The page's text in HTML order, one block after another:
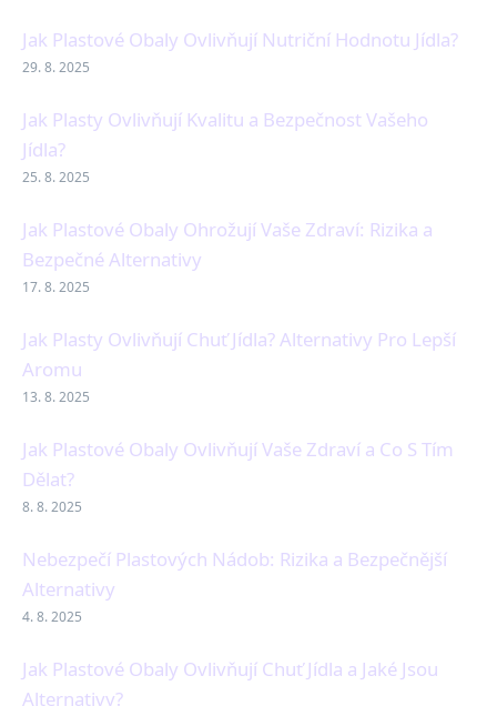
Jak Plastové Obaly Ovlivňují Nutriční Hodnotu Jídla?
29. 8. 2025
Jak Plasty Ovlivňují Kvalitu a Bezpečnost Vašeho
Jídla?
25. 8. 2025
Jak Plastové Obaly Ohrožují Vaše Zdraví: Rizika a
Bezpečné Alternativy
17. 8. 2025
Jak Plasty Ovlivňují Chuť Jídla? Alternativy Pro Lepší
Aromu
13. 8. 2025
Jak Plastové Obaly Ovlivňují Vaše Zdraví a Co S Tím
Dělat?
8. 8. 2025
Nebezpečí Plastových Nádob: Rizika a Bezpečnější
Alternativy
4. 8. 2025
Jak Plastové Obaly Ovlivňují Chuť Jídla a Jaké Jsou
Alternativy?